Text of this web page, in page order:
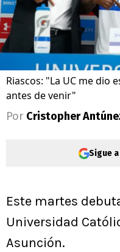
Riascos: "La UC me dio
antes de venir"
Por Cristopher
Sigue
Este martes
Universidad
Asunción.